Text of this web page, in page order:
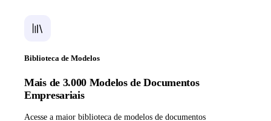
Biblioteca de Modelos
Mais de 3.000 Modelos de Documentos
Empresariais
Acesse a maior biblioteca de modelos de documentos